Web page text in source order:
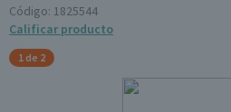
Código: 1825544
Calificar producto
1 de 2